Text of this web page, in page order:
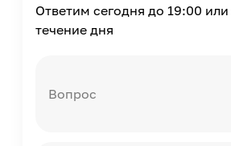
Ответим сегодня до 19:00 или
течение дня
Вопрос